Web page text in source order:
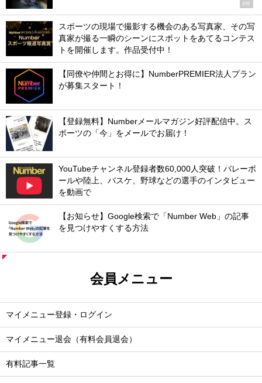
PR
スポーツの現場で撮影する機会のある写真家、その写
真家が撮る一瞬のシーンにスポットをあてるコンテス
トを開催します。作品受付中！
【同僚や仲間とお得に】NumberPREMIER法人プラン
が募集スタート！
【登録無料】Numberメールマガジン好評配信中。ス
ポーツの「今」をメールでお届け！
YouTubeチャンネル登録者数60,000人突破！バレーボ
ールや陸上、バスケ、野球などの選手のインタビュー
を動画で
【お知らせ】Google検索で「Number Web」の記事
を見つけやすくする方法
会員メニュー
マイメニュー登録・ログイン
マイメニュー退会（有料会員退会）
有料記事一覧